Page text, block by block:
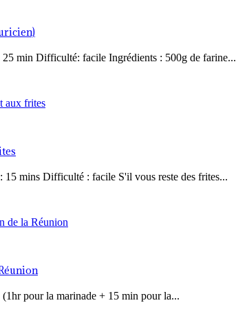
25 min Difficulté: facile Ingrédients : 500g de farine...
15 mins Difficulté : facile S'il vous reste des frites...
(1hr pour la marinade + 15 min pour la...